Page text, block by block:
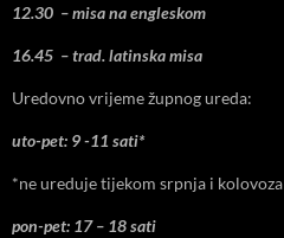
12.30 – misa na engleskom
16.45 – trad. latinska misa
Uredovno vrijeme župnog ureda:
uto-pet: 9 -11 sati*
*ne ureduje tijekom srpnja i kolovoza
pon-pet: 17 – 18 sati